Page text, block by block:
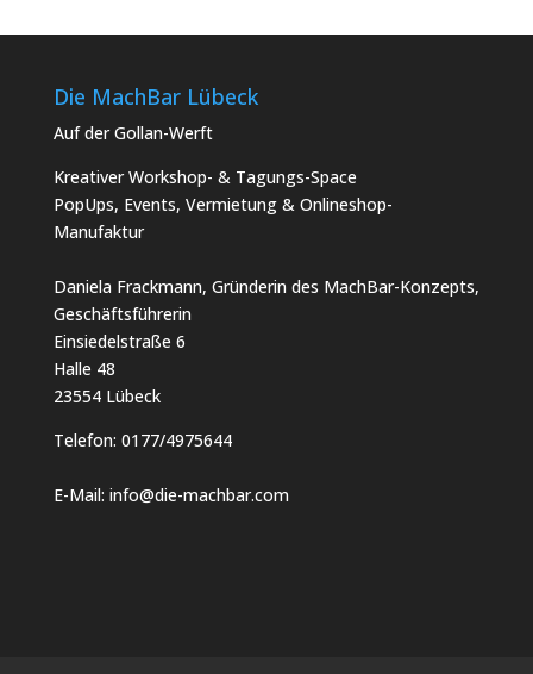
Die MachBar Lübeck
Auf der Gollan-Werft
Kreativer Workshop- & Tagungs-Space
PopUps, Events, Vermietung & Onlineshop-
Manufaktur
Daniela Frackmann, Gründerin des MachBar-Konzepts,
Geschäftsführerin
Einsiedelstraße 6
Halle 48
23554 Lübeck
Telefon: 0177/4975644
E-Mail: info@die-machbar.com